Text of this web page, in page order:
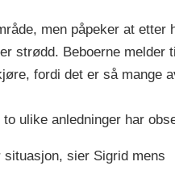
men påpeker at
strødd. Beboerne
fordi det er så mange
ulike anledninger har
sier Sigrid mens